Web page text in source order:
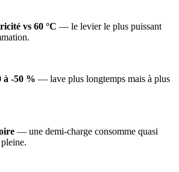
vs 60 °C — le levier le plus puissant
à -50 % — lave plus longtemps mais à plus
— une demi-charge consomme quasi